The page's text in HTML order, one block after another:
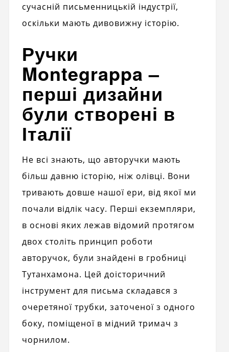
сучасній письменницькій індустрії,
оскільки мають дивовижну історію.
Ручки
Montegrappa –
перші дизайни
були створені в
Італії
Не всі знають, що авторучки мають
більш давню історію, ніж олівці. Вони
тривають довше нашої ери, від якої ми
почали відлік часу. Перші екземпляри,
в основі яких лежав відомий протягом
двох століть принцип роботи
авторучок, були знайдені в гробниці
Тутанхамона. Цей доісторичний
інструмент для письма складався з
очеретяної трубки, заточеної з одного
боку, поміщеної в мідний тримач з
чорнилом.